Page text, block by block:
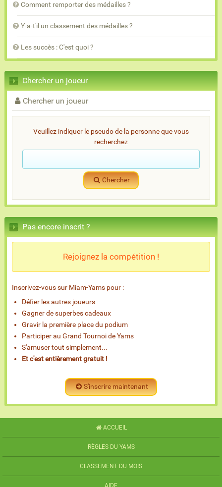
Comment remporter des médailles ?
Y-a-t'il un classement des médailles ?
Les succès : C'est quoi ?
Chercher un joueur
Chercher un joueur
Veuillez indiquer le pseudo de la personne que vous
recherchez
Chercher
Pas encore inscrit ?
Rejoignez la compétition !
Inscrivez-vous sur Miam-Yams pour :
Défier les autres joueurs
Gagner de superbes cadeaux
Gravir la première place du podium
Participer au Grand Tournoi de Yams
S'amuser tout simplement...
Et c'est entièrement gratuit !
S'inscrire maintenant
ACCUEIL
RÈGLES DU YAMS
CLASSEMENT DU MOIS
AIDE